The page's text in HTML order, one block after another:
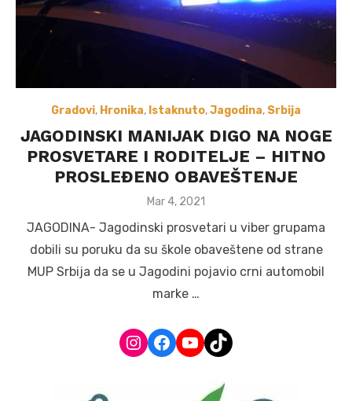
Gradovi, Hronika, Istaknuto,Jagodina, Srbija
JAGODINSKI MANIJAK DIGO NA NOGE
PROSVETARE I RODITELJE – HITNO
PROSLEĐENO OBAVEŠTENJE
Posted
Mar 4, 2021
JAGODINA- Jagodinski prosvetari u viber grupama
dobili su poruku da su škole obaveštene od strane
MUP Srbija da se u Jagodini pojavio crni automobil
marke …
Instagram
Facebook
YouTube
TikTok